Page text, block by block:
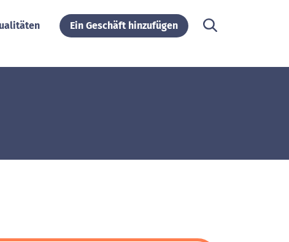
Ein Geschäft hinzufügen